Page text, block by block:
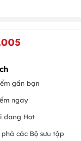
gần bạn
ngay
đang Hot
các Bộ sưu tập